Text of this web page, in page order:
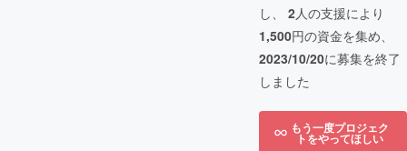
し、 2人の支援により
1,500円の資金を集め、
2023/10/20に募集を終了
しました
もう一度プロジェク
トをやってほしい